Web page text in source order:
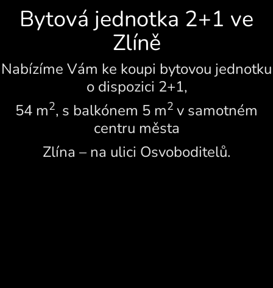
Bytová jednotka 2+1 ve
Zlíně
Nabízíme Vám ke koupi bytovou jednotku
o dispozici 2+1,
54 m2, s balkónem 5 m2 v samotném
centru města
Zlína – na ulici Osvoboditelů.